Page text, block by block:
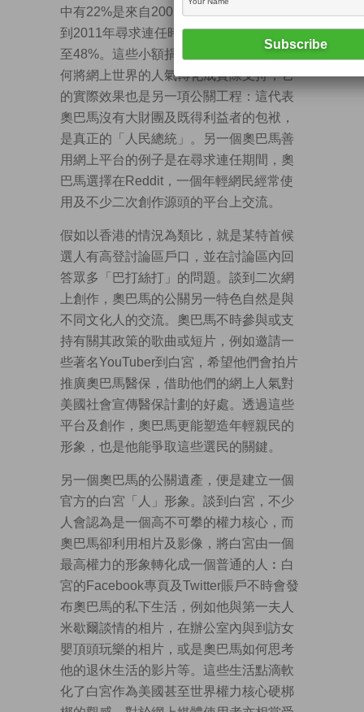
中有22%是來自200美元以下的小額捐款，
到2011年尋求連任時小額捐款的比例上升
至48%。這些小額捐款不但代表奧巴馬如
何將網上世界的人氣轉化成實際支持，它
的實際效果也是另一項公關工程：這代表
奧巴馬沒有大財團及既得利益者的包袱，
是真正的「人民總統」。另一個奧巴馬善
用網上平台的例子是在尋求連任期間，奧
巴馬選擇在Reddit，一個年輕網民經常使
用及不少二次創作源頭的平台上交流。
假如以香港的情況為類比，就是某特首候
選人有高登討論區戶口，並在討論區內回
答眾多「巴打絲打」的問題。談到二次網
上創作，奧巴馬的公關另一特色自然是與
不同文化人的交流。奧巴馬不時參與或支
持有關其政策的歌曲或短片，例如邀請一
些著名YouTuber到白宮，希望他們會拍片
推廣奧巴馬醫保，借助他們的網上人氣對
美國社會宣傳醫保計劃的好處。透過這些
平台及創作，奧巴馬更能塑造年輕親民的
形象，也是他能爭取這些選民的關鍵。
另一個奧巴馬的公關遺產，便是建立一個
官方的白宮「人」形象。談到白宮，不少
人會認為是一個高不可攀的權力核心，而
奧巴馬卻利用相片及影像，將白宮由一個
最高權力的形象轉化成一個普通的人︰白
宮的Facebook專頁及Twitter賬戶不時會發
布奧巴馬的私下生活，例如他與第一夫人
米歇爾談情的相片，在辦公室內與到訪女
嬰頂頭玩樂的相片，或是奧巴馬如何思考
他的退休生活的影片等。這些生活點滴軟
化了白宮作為美國甚至世界權力核心硬梆